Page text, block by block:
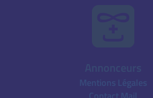
Mentions Légales